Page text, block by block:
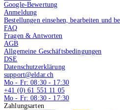
Google-Bewertung
Anmeldung
Bestellungen einsehen, bearbeiten und
FAQ
Fragen & Antworten
AGB
Allgemeine Geschäftsbedingungen
DSE
Datenschutzerklärung
support@eldar.ch
Mo - Fr: 08:30 - 17:30
+41 (0) 61 551 11 05
Mo - Fr: 08:30 - 17:30
Zahlungsarten